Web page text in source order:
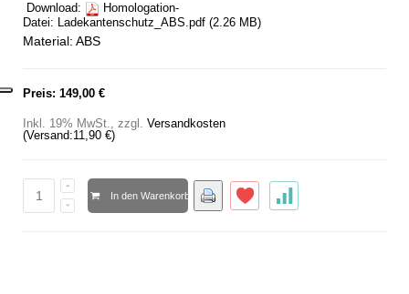
Download:
Homologation-
Datei: Ladekantenschutz_ABS.pdf (2.26 MB)
Material: ABS
Preis: 149,00 €
Inkl. 19% MwSt., zzgl. Versandkosten
(Versand:11,90 €)
In den Warenkorb